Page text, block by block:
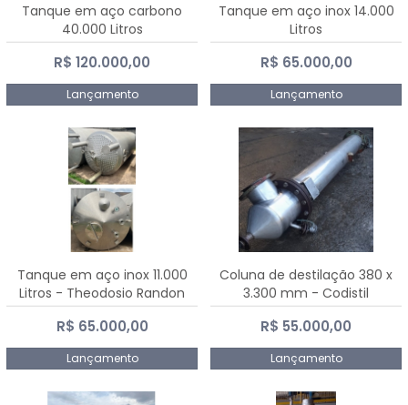
Tanque em aço carbono
40.000 Litros
R$ 120.000,00
Lançamento
Tanque em aço inox 14.000
Litros
R$ 65.000,00
Lançamento
Tanque em aço inox 11.000
Litros - Theodosio Randon
R$ 65.000,00
Lançamento
Coluna de destilação 380 x
3.300 mm - Codistil
R$ 55.000,00
Lançamento